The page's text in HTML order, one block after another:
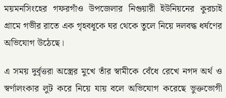
ময়মনসিংহের গফরগাঁও উপজেলার নিগুয়ারী ইউনিয়নের কুরচাই
গ্রামে গভীর রাতে এক গৃহবধূকে ঘর থেকে তুলে নিয়ে দলবদ্ধ ধর্ষণের
অভিযোগ উঠেছে।
এ সময় দুর্বৃত্তরা অস্ত্রের মুখে তাঁর স্বামীকে বেঁধে রেখে নগদ অর্থ ও
স্বর্ণালংকার লুট করে নিয়ে যায় বলে অভিযোগ করেছে ভুক্তভোগী